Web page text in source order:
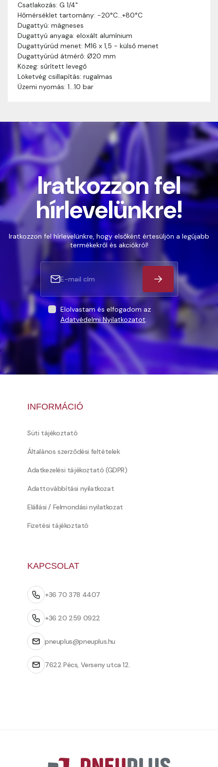
Csatlakozás: G 1/4"
Hőmérséklet tartomány: -20°C…+80°C
Dugattyú: mágneses
Dugattyú anyaga: eloxált alumínium
Dugattyúrúd menet: M16 x 1,5 - külső menet
Dugattyúrúd átmérő: Ø20 mm
Közeg: sűrített levegő
Löketvég csillapítás: rugalmas
Üzemi nyomás: 1…10 bar
Szállítási idő:Általában a megrendeléseket 2-5
munkanapon belül kézbesítjük. Amennyiben
valamilyen okból kifolyólag a szállítás hosszabb
ideig tart, előre értesítünk benneteket.
Szállítási díj:A szállítási díj függ a termék súlyától
és a szállítási cím távolságától. A pontos szállítási
díjat a vásárlás folyamata során megtekinthetitek,
mielőtt a rendelést véglegesítitek.
Iratkozzon fel
hírlevelünkre!
Iratkozzon fel hírlevelünkre, hogy elsőként értesüljön a legújabb
termékekről és akciókról!
Elolvastam és elfogadom az
Adatvédelmi Nyilatkozatot.
INFORMÁCIÓ
Süti tájékoztató
Általános szerződési feltételek
Adatkezelési tájékoztató (GDPR)
Adattovábbítási nyilatkozat
Elállási / Felmondási nyilatkozat
Fizetési tájékoztató
KAPCSOLAT
+36 70 378 4407
+36 20 259 0922
pneuplus@pneuplus.hu
7622 Pécs, Verseny utca 12.